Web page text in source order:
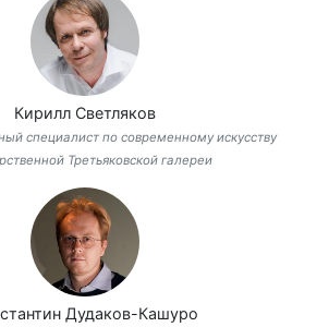
Кирилл Светляков
специалист по современному искусству
Третьяковской галереи
Дудаков-Кашуро